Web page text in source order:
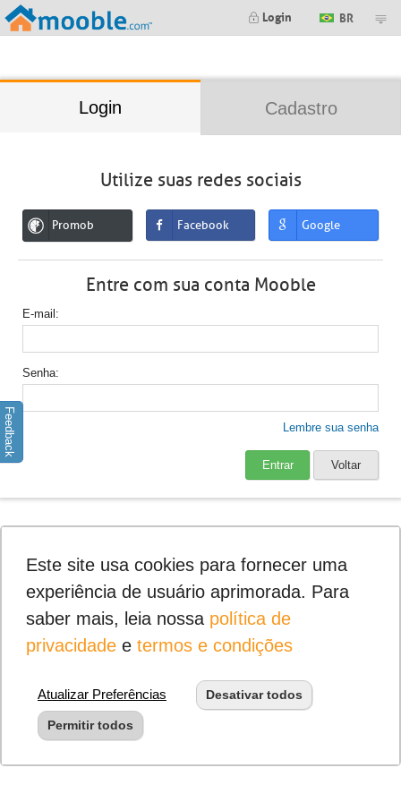
Login BR
Login Cadastro
Utilize suas redes sociais
Promob Facebook Google
Entre com sua conta Mooble
E-mail
Senha
Lembre sua senha
Entrar Voltar
Feedback
Este site usa cookies para fornecer uma
experiência de usuário aprimorada. Para
saber mais, leia nossa política de
privacidadee termos e condições
Atualizar Preferências Desativar todos
Permitir todos